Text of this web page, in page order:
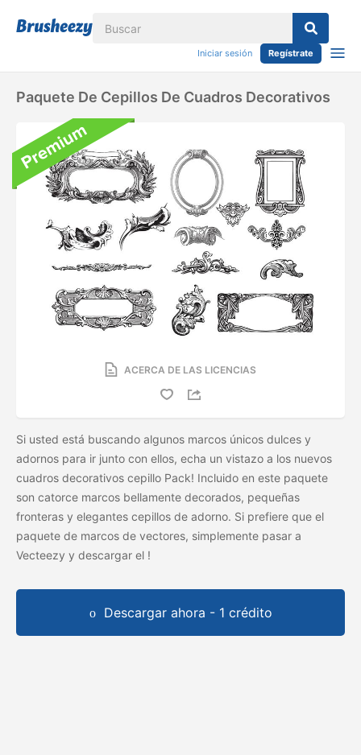
Iniciar sesión Regístrate
Paquete De Cepillos De Cuadros Decorativos
ACERCA DE LAS LICENCIAS
Si usted está buscando algunos marcos únicos dulces y
adornos para ir junto con ellos, echa un vistazo a los nuevos
cuadros decorativos cepillo Pack! Incluido en este paquete
son catorce marcos bellamente decorados, pequeñas
fronteras y elegantes cepillos de adorno. Si prefiere que el
paquete de marcos de vectores, simplemente pasar a
Vecteezy y descargar el !
Descargar ahora - 1 crédito